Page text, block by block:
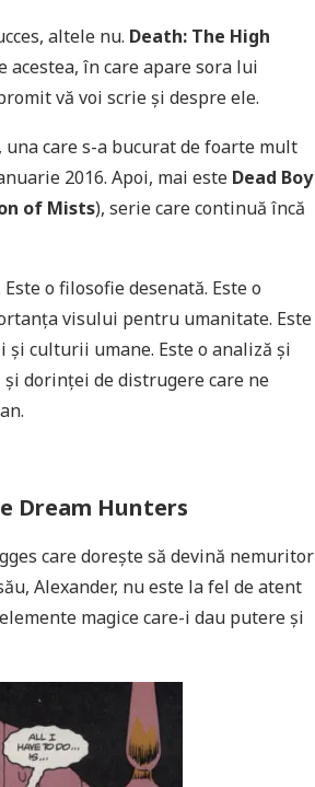
altele nu. Death: The High
acestea, în care apare sora lui
vă voi scrie și despre ele.
care s-a bucurat de foarte mult
2016. Apoi, mai este Dead Boy
of Mists), serie care continuă încă
o filosofie desenată. Este o
visului pentru umanitate. Este
culturii umane. Este o analiză și
dorinței de distrugere care ne
Dream Hunters
care dorește să devină nemuritor
Alexander, nu este la fel de atent
magice care-i dau putere și